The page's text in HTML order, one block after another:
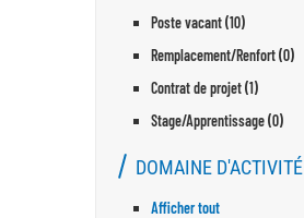
Poste vacant (10)
Remplacement/Renfort (0)
Contrat de projet (1)
Stage/Apprentissage (0)
DOMAINE D'ACTIVITÉ
Afficher tout